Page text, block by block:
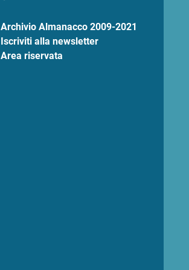
Archivio Almanacco 2009-2021
Iscriviti alla newsletter
Area riservata